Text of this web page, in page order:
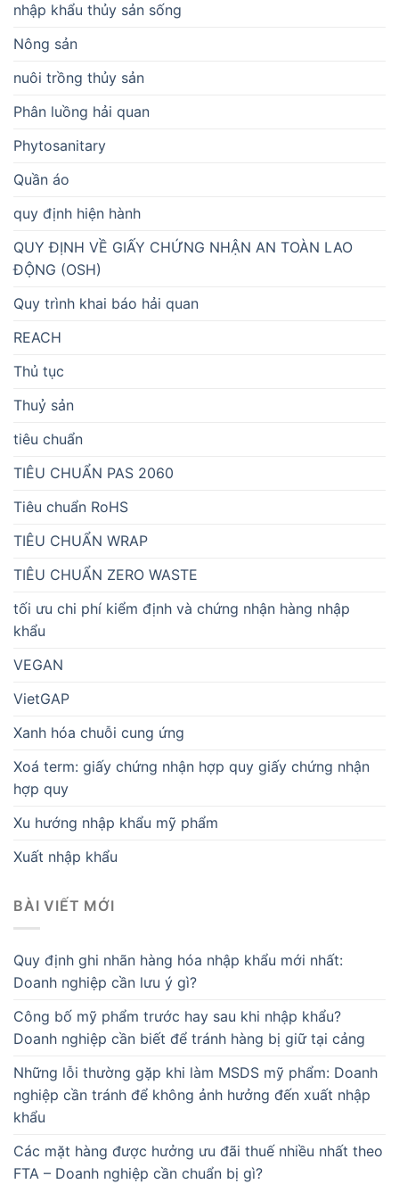
nhập khẩu thủy sản sống
Nông sản
nuôi trồng thủy sản
Phân luồng hải quan
Phytosanitary
Quần áo
quy định hiện hành
QUY ĐỊNH VỀ GIẤY CHỨNG NHẬN AN TOÀN LAO
ĐỘNG (OSH)
Quy trình khai báo hải quan
REACH
Thủ tục
Thuỷ sản
tiêu chuẩn
TIÊU CHUẨN PAS 2060
Tiêu chuẩn RoHS
TIÊU CHUẨN WRAP
TIÊU CHUẨN ZERO WASTE
tối ưu chi phí kiểm định và chứng nhận hàng nhập
khẩu
VEGAN
VietGAP
Xanh hóa chuỗi cung ứng
Xoá term: giấy chứng nhận hợp quy giấy chứng nhận
hợp quy
Xu hướng nhập khẩu mỹ phẩm
Xuất nhập khẩu
BÀI VIẾT MỚI
Quy định ghi nhãn hàng hóa nhập khẩu mới nhất:
Doanh nghiệp cần lưu ý gì?
Công bố mỹ phẩm trước hay sau khi nhập khẩu?
Doanh nghiệp cần biết để tránh hàng bị giữ tại cảng
Những lỗi thường gặp khi làm MSDS mỹ phẩm: Doanh
nghiệp cần tránh để không ảnh hưởng đến xuất nhập
khẩu
Các mặt hàng được hưởng ưu đãi thuế nhiều nhất theo
FTA – Doanh nghiệp cần chuẩn bị gì?